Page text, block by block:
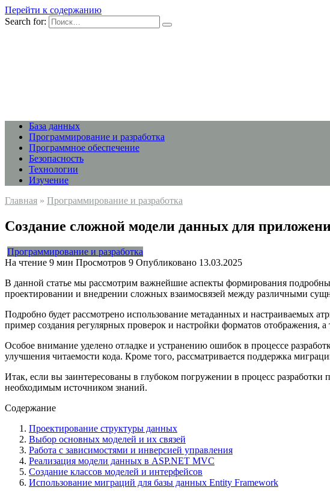
Перейти к содержанию
Search for:
База данных
Программирование и разработка
Программное обеспечение
Безопасность
Технологии
Изучение
Главная » Программирование и разработка
Создание сложной модели данных для
Программирование и разработка
На чтение 9 мин Просмотров 9 Опубликовано 13.03.2025
В данной статье мы рассмотрим важнейшие аспекты формирования
проектировании и внедрении сложных взаимосвязей между различными
Подробно будет рассмотрено использование метаданных и настраиваемых
пример создания регулярных проверок и настройки форматов
Особое внимание уделено отладке и устранению ошибок в процессе
улучшения читаемости кода. Кроме того, рассматривается поддержка
Итак, если вы заинтересованы в глубоком погружении в процесс
необходимым источником знаний.
Содержание
Проектирование структуры данных
Выбор основных моделей и их связей
Работа с зависимостями и инверсией управления
Реализация модели данных в ASP.NET MVC
Создание классов моделей и интерфейсов
Использование миграций для базы данных Entity Framework